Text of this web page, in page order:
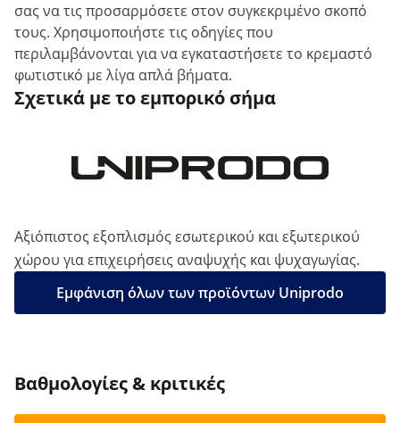
σας να τις προσαρμόσετε στον συγκεκριμένο σκοπό
τους. Χρησιμοποιήστε τις οδηγίες που
περιλαμβάνονται για να εγκαταστήσετε το κρεμαστό
φωτιστικό με λίγα απλά βήματα.
Σχετικά με το εμπορικό σήμα
Αξιόπιστος εξοπλισμός εσωτερικού και εξωτερικού
χώρου για επιχειρήσεις αναψυχής και ψυχαγωγίας.
Εμφάνιση όλων των προϊόντων Uniprodo
Βαθμολογίες & κριτικές